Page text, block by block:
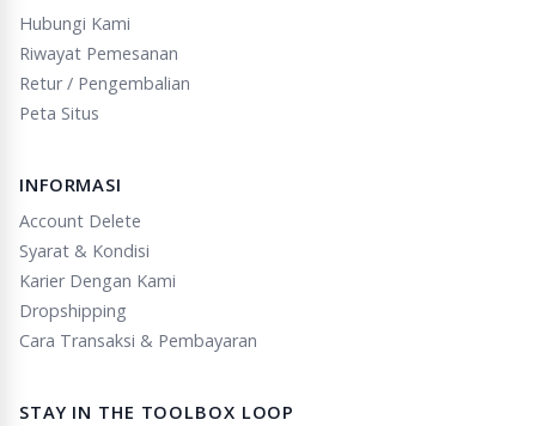
Hubungi Kami
Riwayat Pemesanan
Retur / Pengembalian
Peta Situs
INFORMASI
Account Delete
Syarat & Kondisi
Karier Dengan Kami
Dropshipping
Cara Transaksi & Pembayaran
STAY IN THE TOOLBOX LOOP